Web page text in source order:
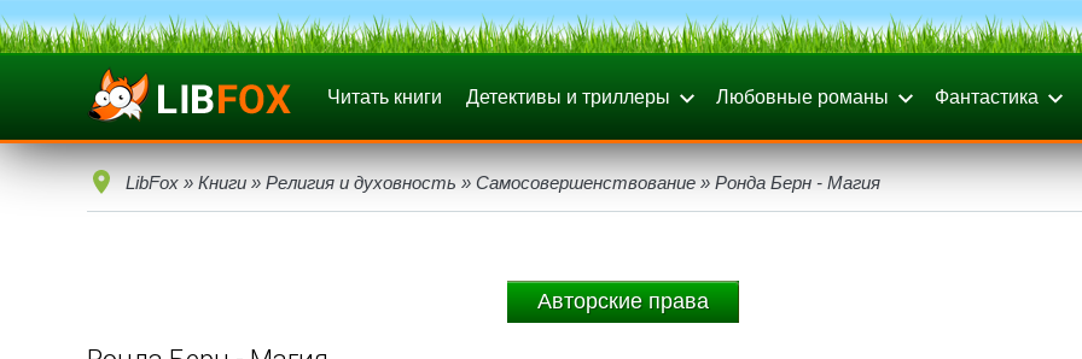
Читать книги Детективы и триллеры Любовные романы Фантастика
LibFox » Книги » Религия и духовность » Самосовершенствование » Ронда Берн - Магия
Авторские права